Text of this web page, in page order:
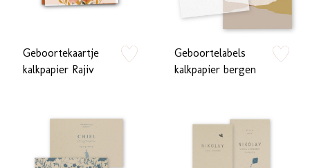
Geboortekaartje
kalkpapier Rajiv
zet op verlanglijstje
Geboortelabels
kalkpapier bergen